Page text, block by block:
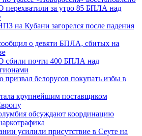
за утро 85 БПЛА над
на Кубани загорелся после падения
о девяти БПЛА, сбитых на
почти 400 БПЛА над
призвал белорусов покупать избы в
крупнейшим поставщиком
обсуждают координацию
усилили присутствие в Сеуте на